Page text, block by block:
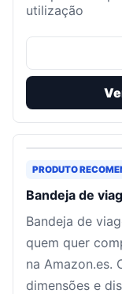
utilização
PRODUTO
Bandeja de
Bandeja de
quem quer
na Amazon.es.
dimensões e